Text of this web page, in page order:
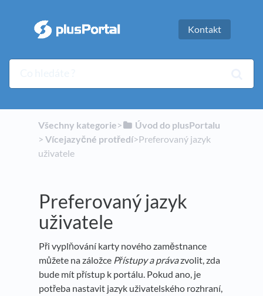
Kontakt
Všechny kategorie​>​ ​Úvod do plusPortalu
> ​ ​Vícejazyčné protředí​>​ Preferovaný jazyk
uživatele
Preferovaný jazyk
uživatele
Při vyplňování karty nového zaměstnance
můžete na záložce Přístupy a právazvolit, zda
bude mít přístup k portálu. Pokud ano, je
potřeba nastavit jazyk uživatelského rozhraní,